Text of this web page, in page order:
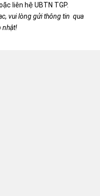
liên hệ UBTN TGP.
vui lòng gửi thông tin qua
nhật!